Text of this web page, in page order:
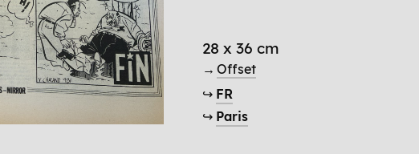
28 x 36 cm
→Offset
↪ FR
↪ Paris